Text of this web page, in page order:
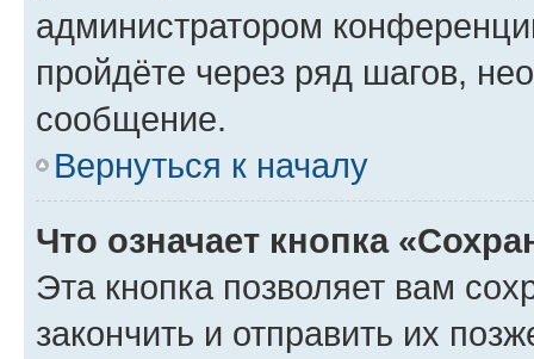
администратором
пройдёте через ряд шагов,
сообщение.
Вернуться к началу
Что означает кнопка
Эта кнопка позволяет вам
закончить и отправить их